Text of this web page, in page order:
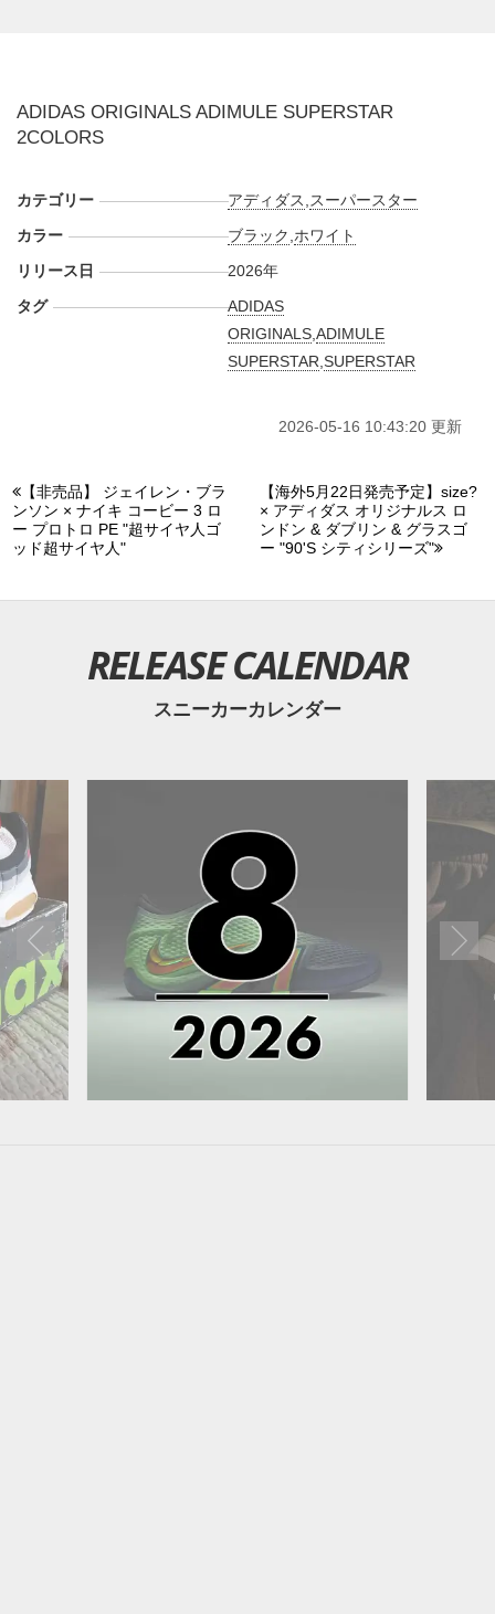
Xや Facebook などで報告したい。
ADIDAS ORIGINALS ADIMULE SUPERSTAR
2COLORS
カテゴリー アディダス スーパースター
カラー
ブラック ホワイト
リリース日
2026年
タグ
ADIDAS
ORIGINALS ,ADIMULE
SUPERSTAR ,SUPERSTAR
2026-05-16 10:43:20 更新
【非売品】 ジェイレン・ブラ
ンソン × ナイキ コービー 3 ロ
ー プロトロ PE "超サイヤ人ゴ
ッド超サイヤ人"
【海外5月22日発売予定】size?
× アディダス オリジナルス ロ
ンドン & ダブリン & グラスゴ
ー "90'S シティシリーズ"
RELEASE CALENDAR
スニーカーカレンダー